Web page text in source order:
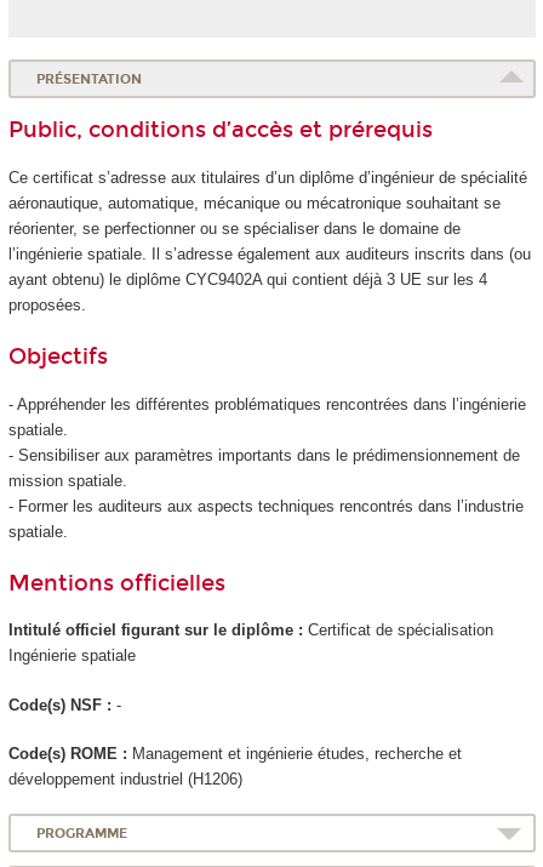
PRÉSENTATION
Public, conditions d’accès et prérequis
Ce certificat s’adresse aux titulaires d’un diplôme d’ingénieur de spécialité
aéronautique, automatique, mécanique ou mécatronique souhaitant se
réorienter, se perfectionner ou se spécialiser dans le domaine de
l’ingénierie spatiale. Il s’adresse également aux auditeurs inscrits dans (ou
ayant obtenu) le diplôme CYC9402A qui contient déjà 3 UE sur les 4
proposées.
Objectifs
- Appréhender les différentes problématiques rencontrées dans l’ingénierie
spatiale.
- Sensibiliser aux paramètres importants dans le prédimensionnement de
mission spatiale.
- Former les auditeurs aux aspects techniques rencontrés dans l’industrie
spatiale.
Mentions officielles
Intitulé officiel figurant sur le diplôme : Certificat de spécialisation
Ingénierie spatiale
Code(s) NSF : -
Code(s) ROME : Management et ingénierie études, recherche et
développement industriel (H1206)
PROGRAMME